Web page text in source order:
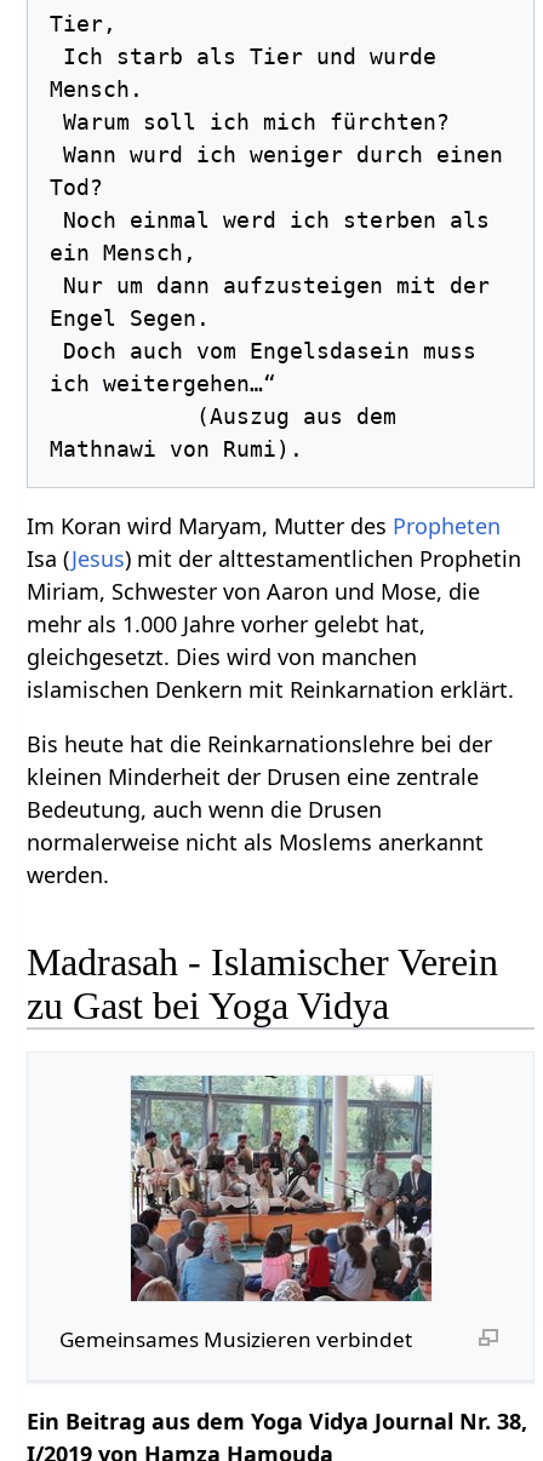
Tier,
Mensch.
Warum soll ich mich fürchten?
Wann wurd ich weniger durch einen
Tod?
ein Mensch,
Engel Segen.
ich weitergehen…“
Im Koran wird Maryam, Mutter des Propheten
Isa (Jesus) mit der alttestamentlichen Prophetin
Miriam, Schwester von Aaron und Mose, die
mehr als 1.000 Jahre vorher gelebt hat,
gleichgesetzt. Dies wird von manchen
islamischen Denkern mit Reinkarnation erklärt.
Bis heute hat die Reinkarnationslehre bei der
kleinen Minderheit der Drusen eine zentrale
Bedeutung, auch wenn die Drusen
normalerweise nicht als Moslems anerkannt
werden.
Madrasah - Islamischer Verein
zu Gast bei Yoga Vidya
Gemeinsames Musizieren verbindet
Ein Beitrag aus dem Yoga Vidya Journal Nr. 38,
I/2019 von Hamza Hamouda